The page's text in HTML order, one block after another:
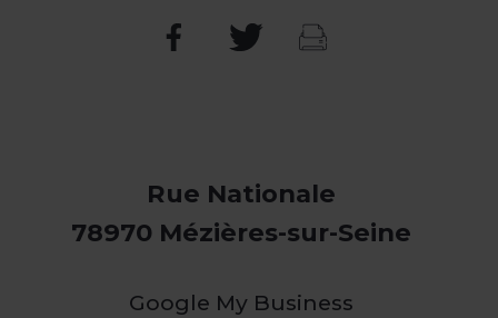
Rue Nationale
78970 Mézières-sur-Seine
Google My Business